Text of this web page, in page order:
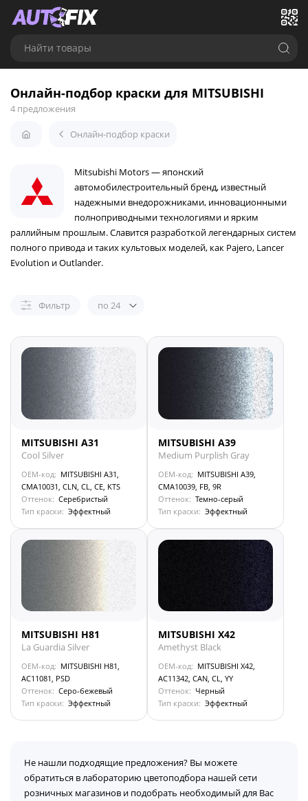
Найти товары
Онлайн-подбор краски для MITSUBISHI
4 предложения
Онлайн-подбор краски
Mitsubishi Motors — японский
автомобилестроительный бренд, известный
надежными внедорожниками, инновационными
полноприводными технологиями и ярким
раллийным прошлым. Славится разработкой легендарных систем
полного привода и таких культовых моделей, как Pajero, Lancer
Evolution и Outlander.
Фильтр по 24
MITSUBISHI A31
Cool Silver
OEM-код: MITSUBISHI A31,
CMA10031, CLN, CL, CE, KTS
Оттенок: Серебристый
Тип краски: Эффектный
MITSUBISHI A39
Medium Purplish Gray
OEM-код: MITSUBISHI A39,
CMA10039, FB, 9R
Оттенок: Темно-серый
Тип краски: Эффектный
MITSUBISHI H81
La Guardia Silver
OEM-код: MITSUBISHI H81,
AC11081, PSD
Оттенок: Серо-бежевый
Тип краски: Эффектный
MITSUBISHI X42
Amethyst Black
OEM-код: MITSUBISHI X42,
AC11342, CAN, CL, YY
Оттенок: Черный
Тип краски: Эффектный
Не нашли подходящие предложения? Вы можете
обратиться в лабораторию цветоподбора нашей сети
розничных магазинов и подобрать необходимый для Вас